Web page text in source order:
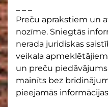
Preču aprakstiem un
nozīme. Sniegtās
nerada juridiskas
veikala
un preču
mainīts bez
pieejamās